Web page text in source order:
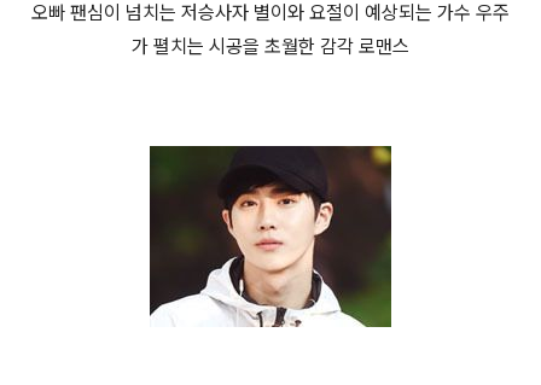
오빠 팬심이 넘치는 저승사자 별이와 요절이 예상되는 가수 우주
가 펼치는 시공을 초월한 감각 로맨스